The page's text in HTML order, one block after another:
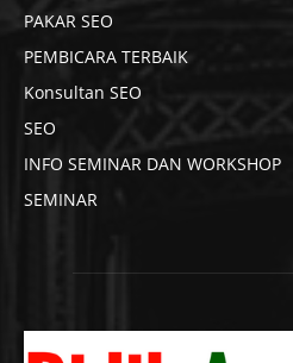
PAKAR SEO
PEMBICARA TERBAIK
Konsultan SEO
SEO
INFO SEMINAR DAN WORKSHOP
SEMINAR